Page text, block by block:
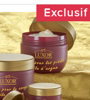
Exclusif